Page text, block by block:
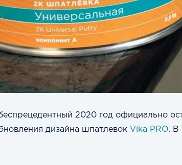
2020 год официально
дизайна шпатлевок Vika PRO. В